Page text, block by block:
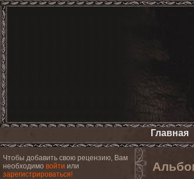
Главная
Чтобы добавить свою рецензию, Вам
необходимо войти или
зарегистрироваться!